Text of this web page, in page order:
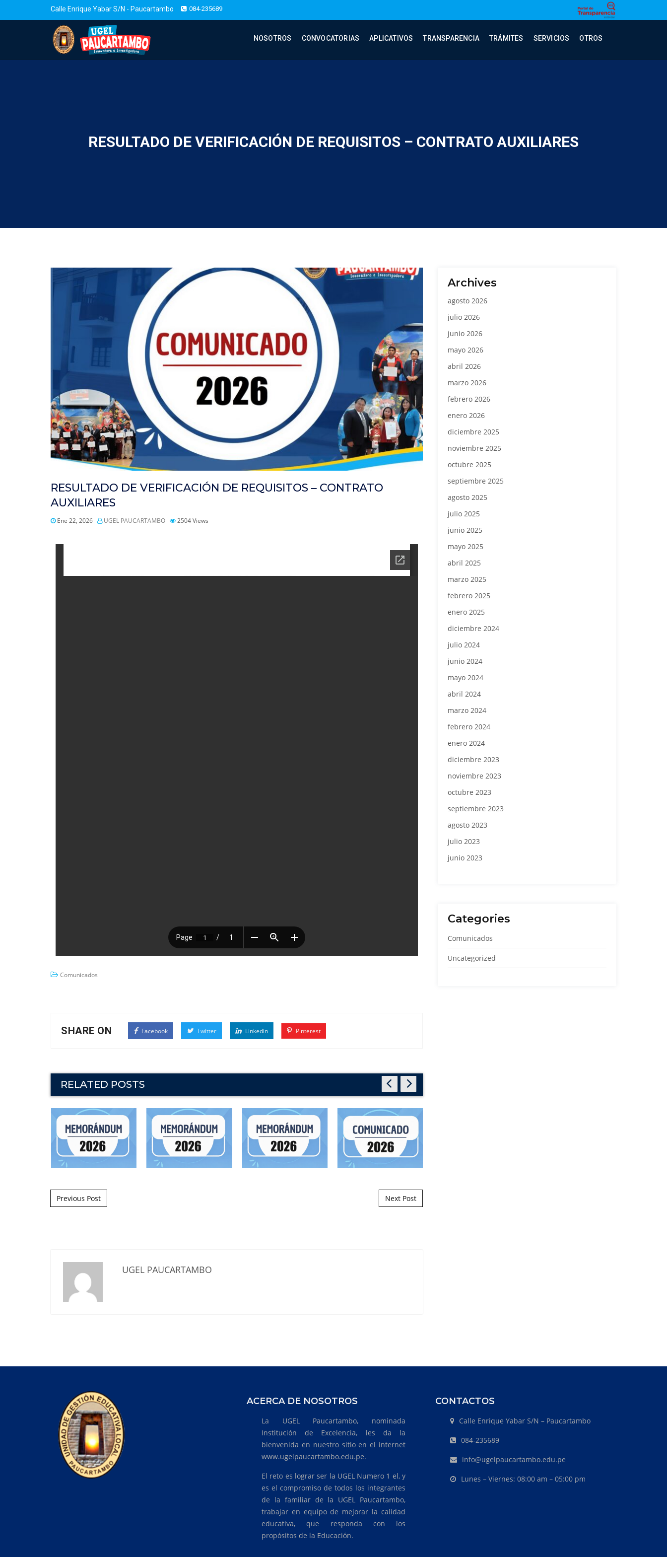
Calle Enrique Yabar S/N - Paucartambo 084-235689
NOSOTROS CONVOCATORIAS APLICATIVOS TRANSPARENCIA TRÁMITES SERVICIOS OTROS
RESULTADO DE VERIFICACIÓN DE REQUISITOS – CONTRATO AUXILIARES
RESULTADO DE VERIFICACIÓN DE REQUISITOS – CONTRATO
AUXILIARES
Ene 22, 2026 UGEL PAUCARTAMBO 2504Views
Comunicados
SHARE ON Facebook Twitter Linkedin Pinterest
RELATED POSTS
Post navigation
Previous Post Next Post
UGEL PAUCARTAMBO
Archives
agosto 2026
julio 2026
junio 2026
mayo 2026
abril 2026
marzo 2026
febrero 2026
enero 2026
diciembre 2025
noviembre 2025
octubre 2025
septiembre 2025
agosto 2025
julio 2025
junio 2025
mayo 2025
abril 2025
marzo 2025
febrero 2025
enero 2025
diciembre 2024
julio 2024
junio 2024
mayo 2024
abril 2024
marzo 2024
febrero 2024
enero 2024
diciembre 2023
noviembre 2023
octubre 2023
septiembre 2023
agosto 2023
julio 2023
junio 2023
Categories
Comunicados
Uncategorized
ACERCA DE NOSOTROS
La UGEL Paucartambo, nominada
Institución de Excelencia, les da la
bienvenida en nuestro sitio en el internet
www.ugelpaucartambo.edu.pe.
El reto es lograr ser la UGEL Numero 1 el, y
es el compromiso de todos los integrantes
de la familiar de la UGEL Paucartambo,
trabajar en equipo de mejorar la calidad
educativa, que responda con los
propósitos de la Educación.
CONTACTOS
Calle Enrique Yabar S/N – Paucartambo
084-235689
info@ugelpaucartambo.edu.pe
Lunes – Viernes: 08:00 am – 05:00 pm